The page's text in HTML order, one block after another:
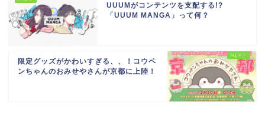
UUUMがコンテンツを支配する!?
「UUUM MANGA」って何？
限定グッズがかわいすぎる、、！コウペ
ンちゃんのおみせやさんが京都に上陸！